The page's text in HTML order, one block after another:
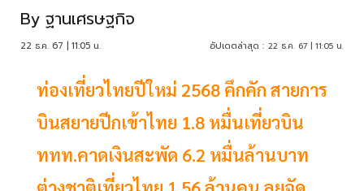
By ฐานเศรษฐกิจ
22 ธ.ค. 67 | 11:05 น. อัปเดตล่าสุด : 22 ธ.ค. 67 | 11:05 น.
ท่องเที่ยวไทยปีใหม่ 2568 คึกคัก สายการ
บินสยายปีกเข้าไทย 1.8 หมื่นเที่ยวบิน
ททท.คาดเงินสะพัด 6.2 หมื่นล้านบาท